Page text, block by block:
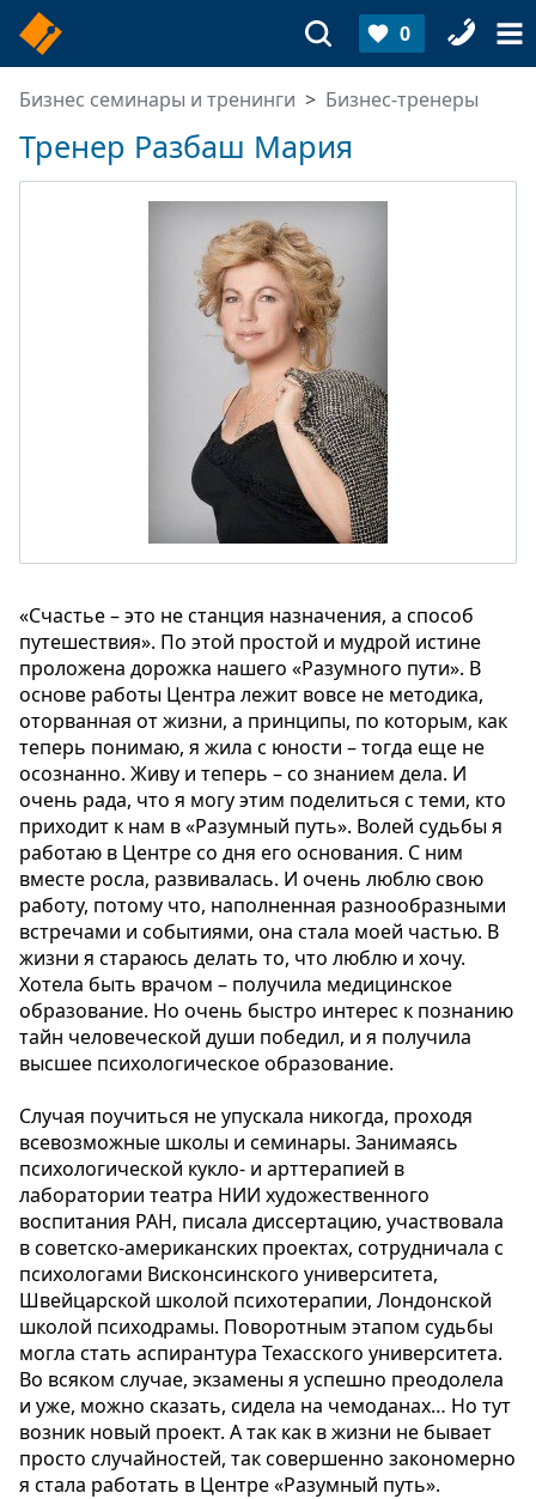
0
Бизнес семинары и тренинги Бизнес-тренеры
Тренер Разбаш Мария
«Счастье – это не станция назначения, а способ
путешествия». По этой простой и мудрой истине
проложена дорожка нашего «Разумного пути». В
основе работы Центра лежит вовсе не методика,
оторванная от жизни, а принципы, по которым, как
теперь понимаю, я жила с юности – тогда еще не
осознанно. Живу и теперь – со знанием дела. И
очень рада, что я могу этим поделиться с теми, кто
приходит к нам в «Разумный путь». Волей судьбы я
работаю в Центре со дня его основания. С ним
вместе росла, развивалась. И очень люблю свою
работу, потому что, наполненная разнообразными
встречами и событиями, она стала моей частью. В
жизни я стараюсь делать то, что люблю и хочу.
Хотела быть врачом – получила медицинское
образование. Но очень быстро интерес к познанию
тайн человеческой души победил, и я получила
высшее психологическое образование.
Случая поучиться не упускала никогда, проходя
всевозможные школы и семинары. Занимаясь
психологической кукло- и арттерапией в
лаборатории театра НИИ художественного
воспитания РАН, писала диссертацию, участвовала
в советско-американских проектах, сотрудничала с
психологами Висконсинского университета,
Швейцарской школой психотерапии, Лондонской
школой психодрамы. Поворотным этапом судьбы
могла стать аспирантура Техасского университета.
Во всяком случае, экзамены я успешно преодолела
и уже, можно сказать, сидела на чемоданах… Но тут
возник новый проект. А так как в жизни не бывает
просто случайностей, так совершенно закономерно
я стала работать в Центре «Разумный путь».